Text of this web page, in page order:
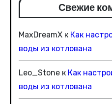
Свежие
MaxDreamX к Как
воды из котлована
Leo_Stone к Как
воды из котлована